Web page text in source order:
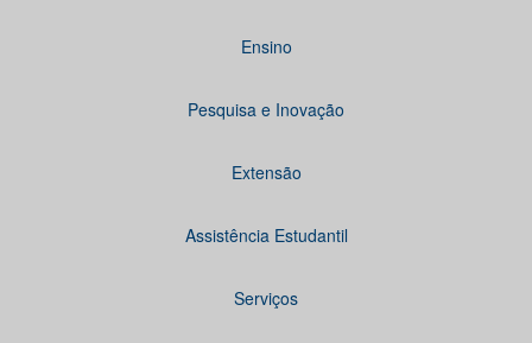
Ensino
Pesquisa e Inovação
Extensão
Assistência Estudantil
Serviços